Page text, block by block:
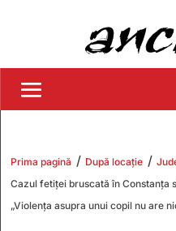
Prima pagină / După locație /
Cazul fetiței bruscată în Constanța
„Violența asupra unui copil nu are